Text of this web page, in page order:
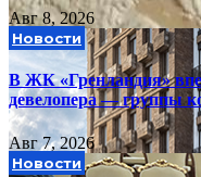
Авг 8, 2026
Новости
В ЖК «Гренландия»
девелопера — группы
Авг 7, 2026
Новости